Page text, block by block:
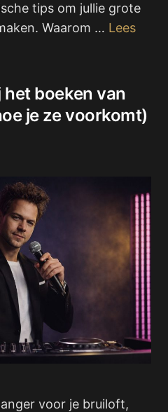
tips om jullie grote
Waarom … Lees
boeken van
je ze voorkomt)
voor je bruiloft,